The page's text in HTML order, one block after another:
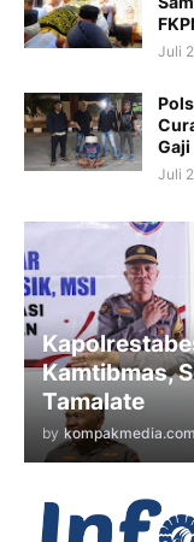
Juli
Gaji
Juli
Kamtibmas,
Tamalate
by kompakmedia.com